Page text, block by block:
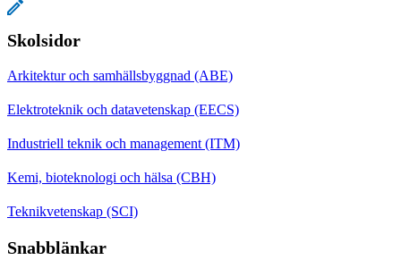
Skolsidor
Arkitektur och samhällsbyggnad (ABE)
Elektroteknik och datavetenskap (EECS)
Industriell teknik och management (ITM)
Kemi, bioteknologi och hälsa (CBH)
Teknikvetenskap (SCI)
Snabblänkar